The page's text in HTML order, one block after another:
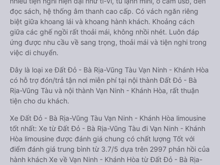
đọc sách, hệ thống âm thanh cao cấp. Có vách ngăn riêng
biệt giữa khoang lái và khoang hành khách. Khoảng cách
giữa các ghế ngồi rất thoải mái, không nhồi nhét. Luôn đáp
ứng được nhu cầu về sang trọng, thoải mái và tiện nghi trong
việc di chuyển.
Đây là loại xe Đất Đỏ - Bà Rịa-Vũng Tàu Vạn Ninh - Khánh Hòa
có hỗ trợ đón/trả tận nơi miễn phí tại nội thành Đất Đỏ - Bà
Rịa-Vũng Tàu và nội thành Vạn Ninh - Khánh Hòa, rất thuận
tiện cho du khách.
Xe Đất Đỏ - Bà Rịa-Vũng Tàu Vạn Ninh - Khánh Hòa limousine
tốt nhất: Xe từ Đất Đỏ - Bà Rịa-Vũng Tàu đi Vạn Ninh - Khánh
Hòa limousine được đánh giá chung có chất lượng Tốt với
điểm đánh giá trung bình từ 3.7/5 dựa trên 2997 phản hồi của
hành khách Xe về Vạn Ninh - Khánh Hòa từ Đất Đỏ - Bà Rịa-